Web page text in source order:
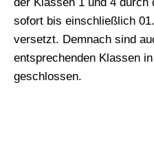
der Klassen 1 und 4 durch
sofort bis einschließlich
versetzt. Demnach sind
entsprechenden Klassen
geschlossen.